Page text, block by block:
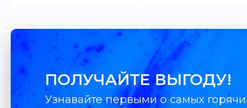
ПОЛУЧАЙТЕ ВЫГОДУ!
Узнавайте первыми о самых